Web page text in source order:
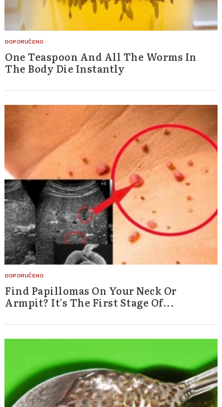
One Teaspoon And All The Worms In
The Body Die Instantly
Find Papillomas On Your Neck Or
Armpit? It's The First Stage Of...